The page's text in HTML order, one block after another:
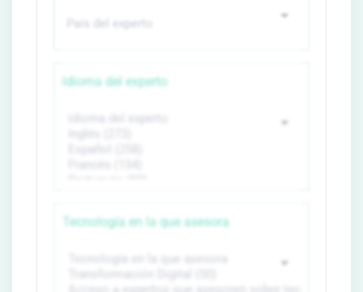
Idioma del experto
Tecnología en la que asesora